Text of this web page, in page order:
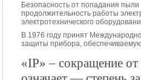
Безопасность от попадания
продолжительность работы
электротехнического
В 1976 году принят
защиты прибора,
«IP» – сокращение